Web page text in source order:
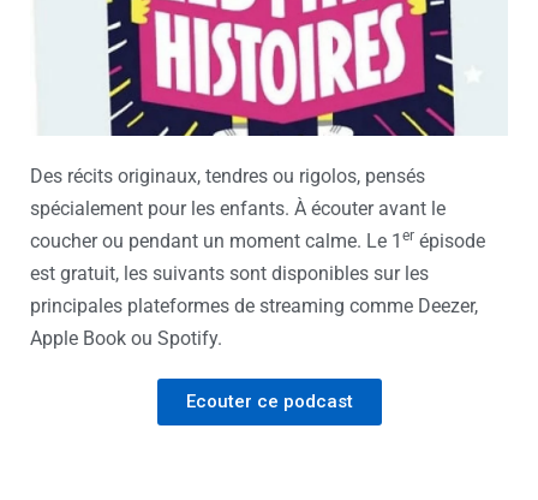
Des récits originaux, tendres ou rigolos, pensés
spécialement pour les enfants. À écouter avant le
coucher ou pendant un moment calme. Le 1 er épisode
est gratuit, les suivants sont disponibles sur les
principales plateformes de streaming comme Deezer,
Apple Book ou Spotify.
Ecouter ce podcast